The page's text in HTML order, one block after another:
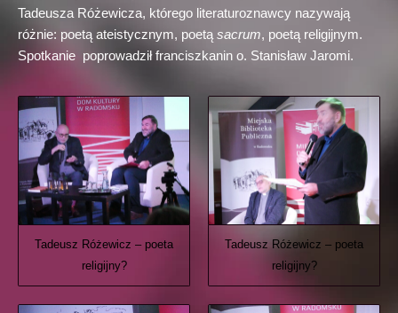
Tadeusza Różewicza, którego literaturoznawcy nazywają
różnie: poetą ateistycznym, poetą sacrum, poetą religijnym.
Spotkanie poprowadził franciszkanin o. Stanisław Jaromi.
Tadeusz Różewicz – poeta
religijny?
Tadeusz Różewicz – poeta
religijny?